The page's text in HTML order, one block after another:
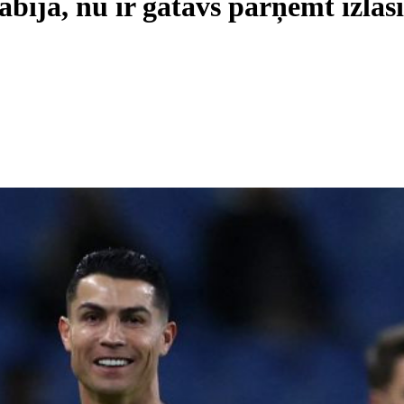
nu ir gatavs pārņemt